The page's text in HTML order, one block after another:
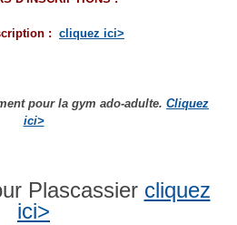
: cliquez ici>
pour la gym ado-adulte. Cliquez
ici>
Plascassier cliquez
ici>